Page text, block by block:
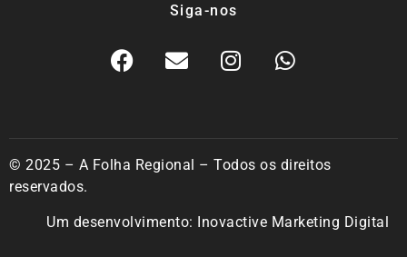
Siga-nos
© 2025 – A Folha Regional – Todos os direitos
reservados.
Um desenvolvimento: Inovactive Marketing Digital